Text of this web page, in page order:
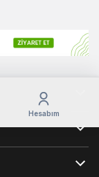
Hesabım